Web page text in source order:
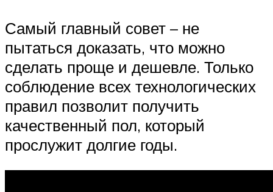
Самый главный совет – не
пытаться доказать, что можно
сделать проще и дешевле. Только
соблюдение всех технологических
правил позволит получить
качественный пол, который
прослужит долгие годы.